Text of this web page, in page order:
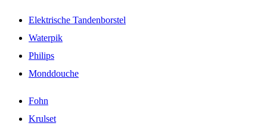
Elektrische Tandenborstel
Waterpik
Philips
Monddouche
Fohn
Krulset